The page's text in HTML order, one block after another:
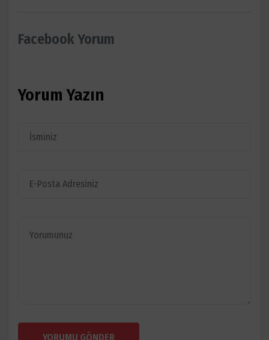
Facebook Yorum
Yorum Yazın
YORUMU GÖNDER